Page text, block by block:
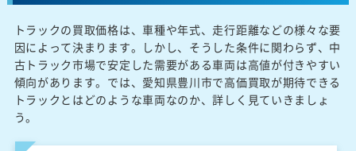
トラックの買取価格は、車種や年式、走行距離などの様々な要
因によって決まります。しかし、そうした条件に関わらず、中
古トラック市場で安定した需要がある車両は高値が付きやすい
傾向があります。では、愛知県豊川市で高価買取が期待できる
トラックとはどのような車両なのか、詳しく見ていきましょ
う。